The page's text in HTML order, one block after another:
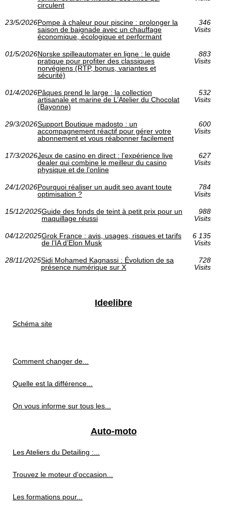
circulent
23/5/2026Pompe à chaleur pour piscine : prolonger la
saison de baignade avec un chauffage
économique, écologique et performant
346
Visits
01/5/2026Norske spilleautomater en ligne : le guide
pratique pour profiter des classiques
norvégiens (RTP, bonus, variantes et
sécurité)
883
Visits
01/4/2026Pâques prend le large : la collection
artisanale et marine de L’Atelier du Chocolat
(Bayonne)
532
Visits
29/3/2026Support Boutique madosto : un
accompagnement réactif pour gérer votre
abonnement et vous réabonner facilement
600
Visits
17/3/2026Jeux de casino en direct : l’expérience live
dealer qui combine le meilleur du casino
physique et de l’online
627
Visits
24/1/2026Pourquoi réaliser un audit seo avant toute
optimisation ?
784
Visits
15/12/2025Guide des fonds de teint à petit prix pour un
maquillage réussi
988
Visits
04/12/2025Grok France : avis, usages, risques et tarifs
de l’IA d’Elon Musk
6 135
Visits
28/11/2025Sidi Mohamed Kagnassi : Évolution de sa
présence numérique sur X
728
Visits
Ideelibre
Schéma site
Comment changer de...
Quelle est la différence...
On vous informe sur tous les...
Auto-moto
Les Ateliers du Detailing :...
Trouvez le moteur d'occasion...
Les formations pour...